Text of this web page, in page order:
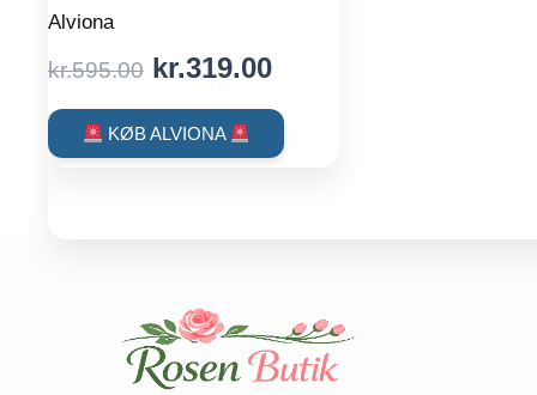
Alviona
kr.595.00 Original
price
was:
kr.319.00Current
price
is:
KØB ALVIONA